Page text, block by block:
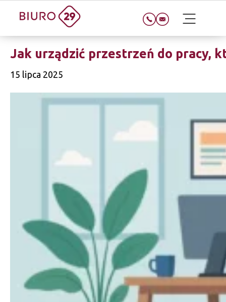
Jak urządzić przestrzeń do pracy,
15 lipca 2025